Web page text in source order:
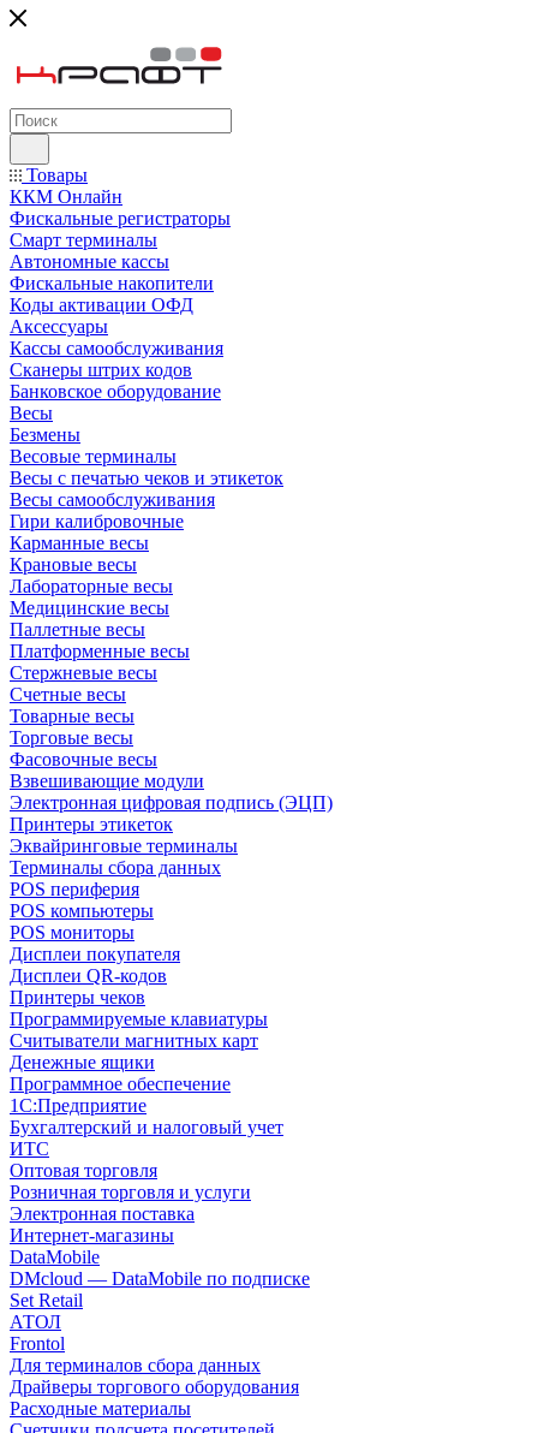
Товары
ККМ Онлайн
Фискальные регистраторы
Смарт терминалы
Автономные кассы
Фискальные накопители
Коды активации ОФД
Аксессуары
Кассы самообслуживания
Сканеры штрих кодов
Банковское оборудование
Весы
Безмены
Весовые терминалы
Весы с печатью чеков и этикеток
Весы самообслуживания
Гири калибровочные
Карманные весы
Крановые весы
Лабораторные весы
Медицинские весы
Паллетные весы
Платформенные весы
Стержневые весы
Счетные весы
Товарные весы
Торговые весы
Фасовочные весы
Взвешивающие модули
Электронная цифровая подпись (ЭЦП)
Принтеры этикеток
Эквайринговые терминалы
Терминалы сбора данных
POS периферия
POS компьютеры
POS мониторы
Дисплеи покупателя
Дисплеи QR-кодов
Принтеры чеков
Программируемые клавиатуры
Считыватели магнитных карт
Денежные ящики
Программное обеспечение
1С:Предприятие
Бухгалтерский и налоговый учет
ИТС
Оптовая торговля
Розничная торговля и услуги
Электронная поставка
Интернет-магазины
DataMobile
DMcloud — DataMobile по подписке
Set Retail
АТОЛ
Frontol
Для терминалов сбора данных
Драйверы торгового оборудования
Расходные материалы